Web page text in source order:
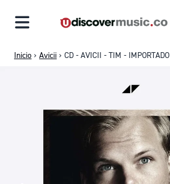
Inicio › Avicii › CD - AVICII - TIM - IMPORTADO